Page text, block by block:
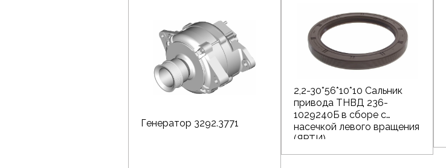
Генератор 3292.3771
2,2-30*56*10*10 Сальник
привода ТНВД 236-
1029240Б в сборе с
насечкой левого вращения
(ЯРТИ)